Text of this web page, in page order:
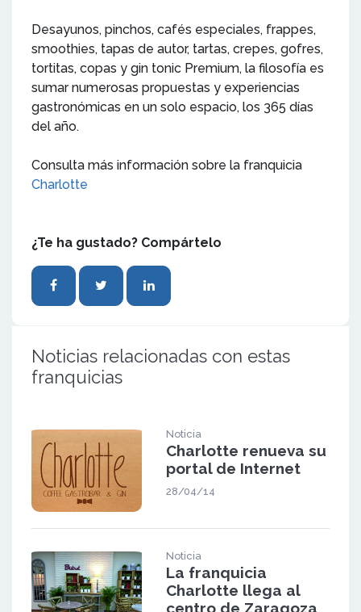
Desayunos, pinchos, cafés especiales, frappes,
smoothies, tapas de autor, tartas, crepes, gofres,
tortitas, copas y gin tonic Premium, la filosofía es
sumar numerosas propuestas y experiencias
gastronómicas en un solo espacio, los 365 días
del año.
Consulta más información sobre la franquicia
Charlotte
¿Te ha gustado? Compártelo
Noticias relacionadas con estas
franquicias
Noticia
Charlotte renueva su
portal de Internet
28/04/14
Noticia
La franquicia
Charlotte llega al
centro de Zaragoza